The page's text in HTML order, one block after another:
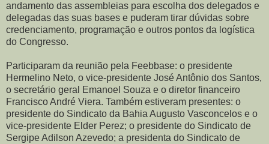
andamento das assembleias para escolha dos delegados e
delegadas das suas bases e puderam tirar dúvidas sobre
credenciamento, programação e outros pontos da logística
do Congresso.
Participaram da reunião pela Feebbase: o presidente
Hermelino Neto, o vice-presidente José Antônio dos Santos,
o secretário geral Emanoel Souza e o diretor financeiro
Francisco André Viera. Também estiveram presentes: o
presidente do Sindicato da Bahia Augusto Vasconcelos e o
vice-presidente Elder Perez; o presidente do Sindicato de
Sergipe Adilson Azevedo; a presidenta do Sindicato de